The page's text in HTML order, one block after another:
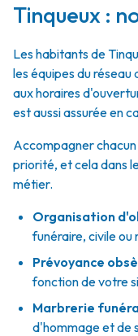
Tinqueux :
Les habitants de
les équipes du
aux horaires
est aussi assurée en
Accompagner
priorité, et cela dans
métier.
Organisation
funéraire, civile ou
Prévoyance
fonction de votre
Marbrerie
d'hommage et de